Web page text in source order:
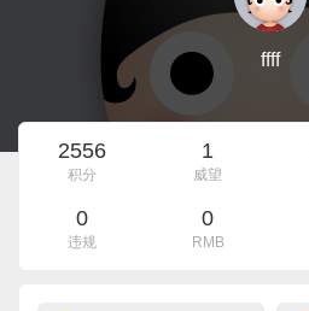
ffff
2556
积分
1
威望
0
违规
0
RMB